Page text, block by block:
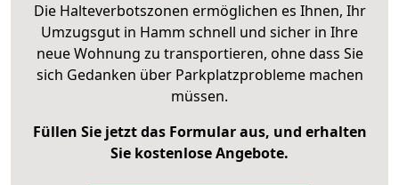
Die Halteverbotszonen ermöglichen es Ihnen, Ihr
Umzugsgut in Hamm schnell und sicher in Ihre
neue Wohnung zu transportieren, ohne dass Sie
sich Gedanken über Parkplatzprobleme machen
müssen.
Füllen Sie jetzt das Formular aus, und erhalten
Sie kostenlose Angebote.